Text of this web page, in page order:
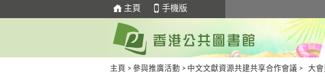
主頁 手機版
主頁 > 參與推廣活動 > 中文文獻資源共建共享合作會議 > 大會